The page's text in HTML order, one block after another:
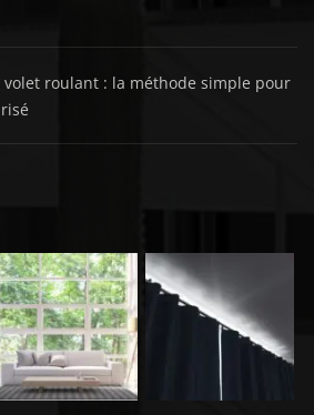
roulant : la méthode simple pour